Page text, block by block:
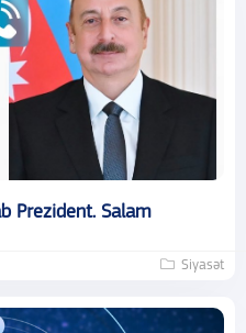
Prezident. Salam
Siyasət